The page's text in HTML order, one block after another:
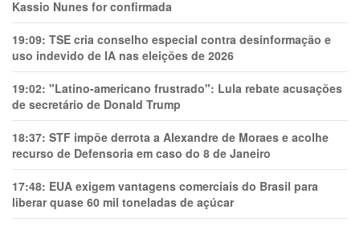
Kassio Nunes for confirmada
19:09: TSE cria conselho especial contra desinformação e
uso indevido de IA nas eleições de 2026
19:02: "Latino-americano frustrado": Lula rebate acusações
de secretário de Donald Trump
18:37: STF impõe derrota a Alexandre de Moraes e acolhe
recurso de Defensoria em caso do 8 de Janeiro
17:48: EUA exigem vantagens comerciais do Brasil para
liberar quase 60 mil toneladas de açúcar